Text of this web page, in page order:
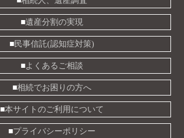
遺産分割の実現
民事信託(認知症対策)
よくあるご相談
相続でお困りの方へ
本サイトのご利用について
プライバシーポリシー